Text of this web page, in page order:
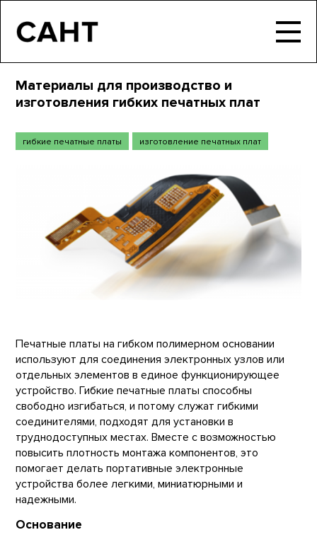
Материалы для производство и
изготовления гибких печатных плат
гибкие печатные платы изготовление печатных плат
Печатные платы на гибком полимерном основании
используют для соединения электронных узлов или
отдельных элементов в единое функционирующее
устройство. Гибкие печатные платы способны
свободно изгибаться, и потому служат гибкими
соединителями, подходят для установки в
труднодоступных местах. Вместе с возможностью
повысить плотность монтажа компонентов, это
помогает делать портативные электронные
устройства более легкими, миниатюрными и
надежными.
Основание